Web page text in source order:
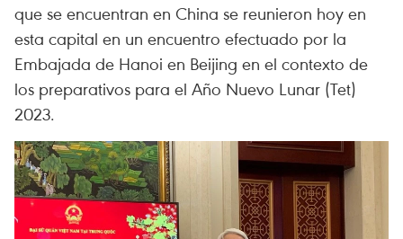
que se encuentran en China se reunieron hoy en
esta capital en un encuentro efectuado por la
Embajada de Hanoi en Beijing en el contexto de
los preparativos para el Año Nuevo Lunar (Tet)
2023.